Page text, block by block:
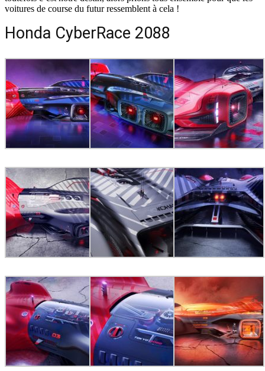
voitures de course du futur ressemblent à cela !
Honda CyberRace 2088